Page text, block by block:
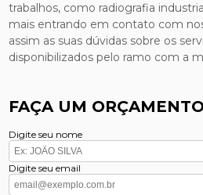
trabalhos, como radiografia
mais entrando em contato com
assim as suas dúvidas sobre os
disponibilizados pelo ramo com a
FAÇA UM
Digite seu nome
Digite seu email